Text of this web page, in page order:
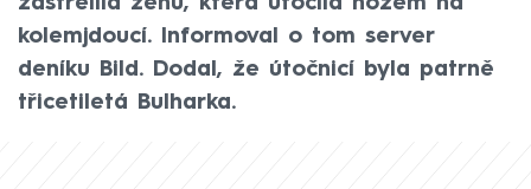
kolemjdoucí. Informoval o tom server
deníku Bild. Dodal, že útočnicí byla patrně
třicetiletá Bulharka.